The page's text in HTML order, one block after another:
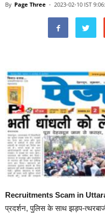
By Page Three - 2023-02-10 IST
Recruitments Scam in
प्रदर्शन, पुलिस के साथ झड़प-